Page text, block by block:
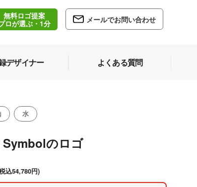
無料ロゴ提案
ロが選ぶ・1分
メールでお問い合わせ
デザイナー よくある質問
水
のロゴ
込54,780円)